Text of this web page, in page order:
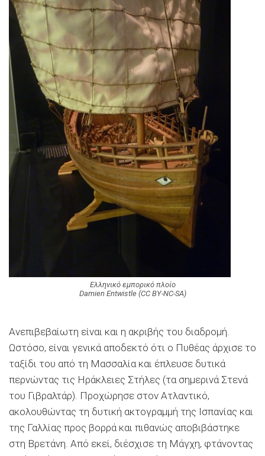
Ελληνικό εμπορικό πλοίο
Damien Entwistle (CC BY-NC-SA)
Ανεπιβεβαίωτη είναι και η ακριβής του διαδρομή.
Ωστόσο, είναι γενικά αποδεκτό ότι ο Πυθέας άρχισε το
ταξίδι του από τη Μασσαλία και έπλευσε δυτικά
περνώντας τις Ηράκλειες Στήλες (τα σημερινά Στενά
του Γιβραλτάρ). Προχώρησε στον Ατλαντικό,
ακολουθώντας τη δυτική ακτογραμμή της Ισπανίας και
της Γαλλίας προς βορρά και πιθανώς αποβιβάστηκε
στη Βρετάνη. Από εκεί, διέσχισε τη Μάγχη, φτάνοντας